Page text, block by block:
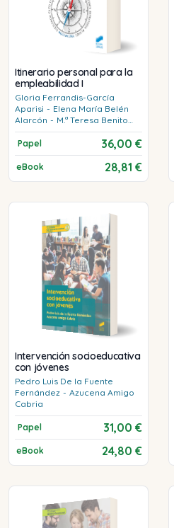
Itinerario personal para la
empleabilidad I
Gloria Ferrandis-García
Aparisi - Elena María Belén
Alarcón - M.ª Teresa Benito
Rocamora - Raúl Soria García
Papel
36,00 €
eBook 28,81 €
Intervención socioeducativa
con jóvenes
Pedro Luis De la Fuente
Fernández - Azucena Amigo
Cabria
Papel 31,00 €
eBook 24,80 €